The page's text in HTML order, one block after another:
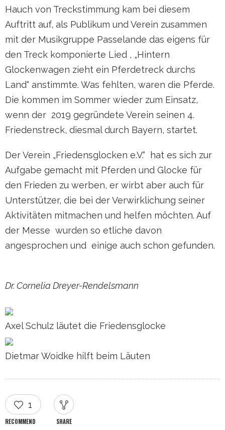
Hauch von Treckstimmung kam bei diesem
Auftritt auf, als Publikum und Verein zusammen
mit der Musikgruppe Passelande das eigens für
den Treck komponierte Lied , „Hintern
Glockenwagen zieht ein Pferdetreck durchs
Land“ anstimmte. Was fehlten, waren die Pferde.
Die kommen im Sommer wieder zum Einsatz,
wenn der 2019 gegründete Verein seinen 4.
Friedenstreck, diesmal durch Bayern, startet.
Der Verein „Friedensglocken e.V.“ hat es sich zur
Aufgabe gemacht mit Pferden und Glocke für
den Frieden zu werben, er wirbt aber auch für
Unterstützer, die bei der Verwirklichung seiner
Aktivitäten mitmachen und helfen möchten. Auf
der Messe wurden so etliche davon
angesprochen und einige auch schon gefunden.
Dr. Cornelia Dreyer-Rendelsmann
Axel Schulz läutet die Friedensglocke
Dietmar Woidke hilft beim Läuten
1
RECOMMEND SHARE